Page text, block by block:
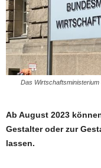
Das
Ab August 2023
Gestalter oder zur
lassen.